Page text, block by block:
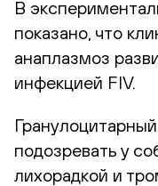
В
показано, что
анаплазмоз
инфекцией FIV.
подозревать у
лихорадкой и